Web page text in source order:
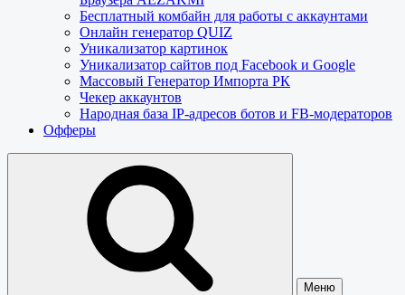
Бесплатный комбайн для работы с аккаунтами
Онлайн генератор QUIZ
Уникализатор картинок
Уникализатор сайтов под Facebook и Google
Массовый Генератор Импорта РК
Чекер аккаунтов
Народная база IP-адресов ботов и FB-модераторов
Офферы
Меню